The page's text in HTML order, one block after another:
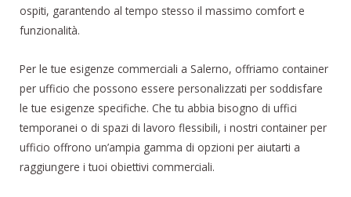
ospiti, garantendo al tempo stesso il massimo comfort e
funzionalità.
Per le tue esigenze commerciali a Salerno, offriamo container
per ufficio che possono essere personalizzati per soddisfare
le tue esigenze specifiche. Che tu abbia bisogno di uffici
temporanei o di spazi di lavoro flessibili, i nostri container per
ufficio offrono un’ampia gamma di opzioni per aiutarti a
raggiungere i tuoi obiettivi commerciali.